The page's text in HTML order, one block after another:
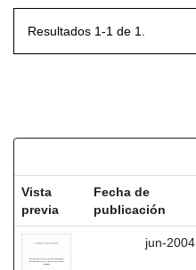
Resultados 1-1 de 1.
Vista
previa
Fecha de
publicación
jun-2004